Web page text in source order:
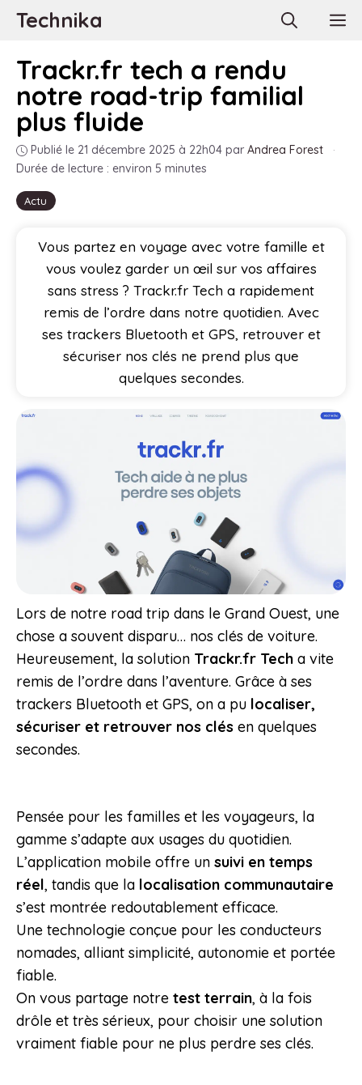
AllerTechnika
Actu
Trackr.fr tech a rendu
notre road-trip familial
plus fluide
Publié le 21 décembre 2025 à 22h04 par Andrea Forest
·
Durée de lecture : environ 5 minutes
Vous partez en voyage avec votre famille et
vous voulez garder un œil sur vos affaires
sans stress ? Trackr.fr Tech a rapidement
remis de l’ordre dans notre quotidien. Avec
ses trackers Bluetooth et GPS, retrouver et
sécuriser nos clés ne prend plus que
quelques secondes.
Lors de notre road trip dans le Grand Ouest, une
chose a souvent disparu… nos clés de voiture.
Heureusement, la solution Trackr.fr Tech a vite
remis de l’ordre dans l’aventure. Grâce à ses
trackers Bluetooth et GPS, on a pu localiser,
sécuriser et retrouver nos clés en quelques
secondes.
Pensée pour les familles et les voyageurs, la
gamme s’adapte aux usages du quotidien.
L’application mobile offre un suivi en temps
réel, tandis que la localisation communautaire
s’est montrée redoutablement efficace.
Une technologie conçue pour les conducteurs
nomades, alliant simplicité, autonomie et portée
fiable.
On vous partage notre test terrain, à la fois
drôle et très sérieux, pour choisir une solution
vraiment fiable pour ne plus perdre ses clés.